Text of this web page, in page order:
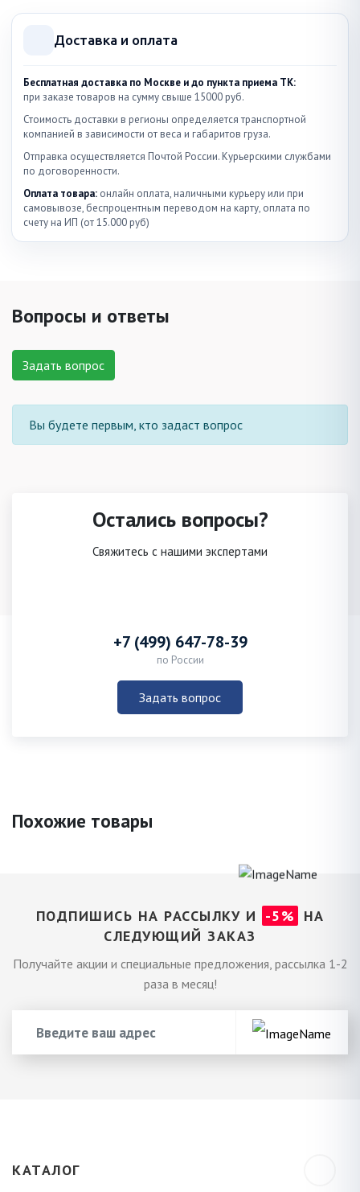
Доставка и оплата
Бесплатная доставка по Москве и до пункта приема ТК:
при заказе товаров на сумму свыше 15000 руб.
Стоимость доставки в регионы определяется транспортной
компанией в зависимости от веса и габаритов груза.
Отправка осуществляется Почтой России. Курьерскими службами
по договоренности.
Оплата товара: онлайн оплата, наличными курьеру или при
самовывозе, беспроцентным переводом на карту, оплата по
счету на ИП (от 15.000 руб)
Вопросы и ответы
Задать вопрос
Вы будете первым, кто задаст вопрос
Остались вопросы?
Свяжитесь с нашими экспертами
+7 (499) 647-78-39
по России
Задать вопрос
Похожие товары
ПОДПИШИСЬ НА РАССЫЛКУ И -5%
НА
СЛЕДУЮЩИЙ ЗАКАЗ
Получайте акции и специальные предложения, рассылка 1-2
раза в месяц!
КАТАЛОГ